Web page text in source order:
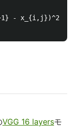
- x_{i,j})^2
VGG 16 layersモ